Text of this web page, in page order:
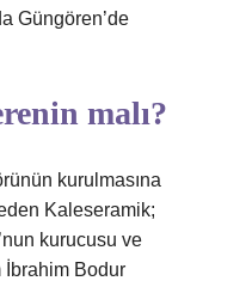
Güngören’de
malı?
kurulmasına
Kaleseramik;
kurucusu ve
İbrahim Bodur